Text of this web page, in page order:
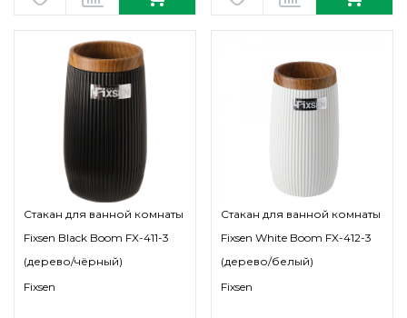
Стакан для ванной комнаты
Fixsen Black Boom FX-411-3
(дерево/чёрный)
Fixsen
Стакан для ванной комнаты
Fixsen White Boom FX-412-3
(дерево/белый)
Fixsen